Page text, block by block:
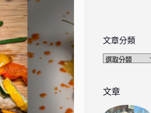
文章分類
文
類
文章